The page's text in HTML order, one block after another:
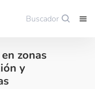
Buscador
zonas
y
Guardar